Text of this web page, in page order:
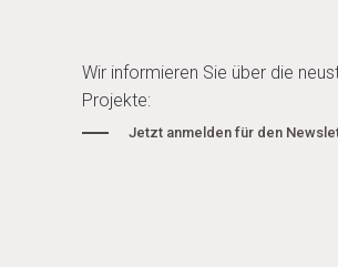
Wir informieren Sie über die
Projekte:
Jetzt anmelden für den